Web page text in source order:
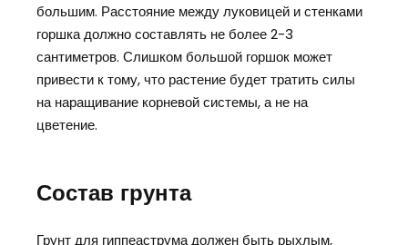
большим. Расстояние между луковицей и стенками
горшка должно составлять не более 2-3
сантиметров. Слишком большой горшок может
привести к тому, что растение будет тратить силы
на наращивание корневой системы, а не на
цветение.
Состав грунта
Грунт для гиппеаструма должен быть рыхлым,